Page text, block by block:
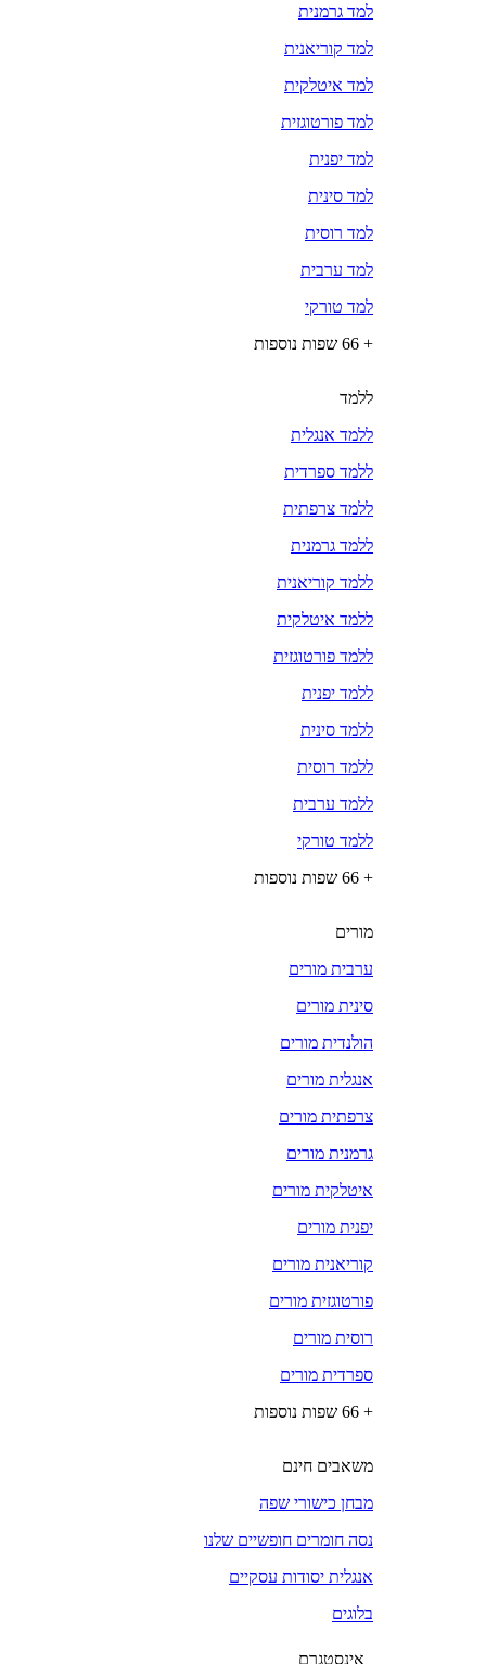
למד גרמנית
למד קוריאנית
למד איטלקית
למד פורטוגזית
למד יפנית
למד סינית
למד רוסית
למד ערבית
למד טורקי
+ 66 שפות נוספות
ללמד
ללמד אנגלית
ללמד ספרדית
ללמד צרפתית
ללמד גרמנית
ללמד קוריאנית
ללמד איטלקית
ללמד פורטוגזית
ללמד יפנית
ללמד סינית
ללמד רוסית
ללמד ערבית
ללמד טורקי
+ 66 שפות נוספות
מורים
ערבית מורים
סינית מורים
הולנדית מורים
אנגלית מורים
צרפתית מורים
גרמנית מורים
איטלקית מורים
יפנית מורים
קוריאנית מורים
פורטוגזית מורים
רוסית מורים
ספרדית מורים
+ 66 שפות נוספות
משאבים חינם
מבחן כישורי שפה
נסה חומרים חופשיים שלנו
אנגלית יסודות עסקיים
בלוגים
אינסטגרם